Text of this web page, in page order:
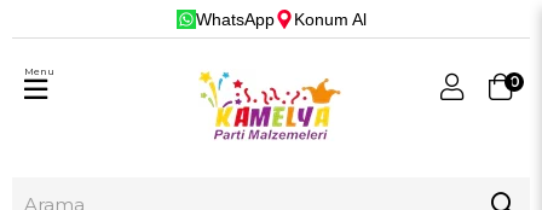
WhatsApp Konum Al
0
Menu